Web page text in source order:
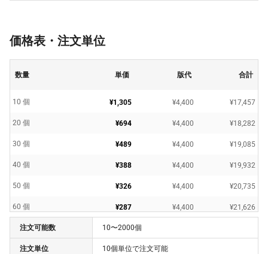
価格表・注文単位
数量 単価 版代 合計
10 個 ¥1,305 ¥4,400 ¥17,457
20 個 ¥694 ¥4,400 ¥18,282
30 個 ¥489 ¥4,400 ¥19,085
40 個 ¥388 ¥4,400 ¥19,932
50 個 ¥326 ¥4,400 ¥20,735
60 個 ¥287 ¥4,400 ¥21,626
70 個 ¥256
80 個 ¥235
注文可能数 10〜2000個
注文単位 10個単位で注文可能